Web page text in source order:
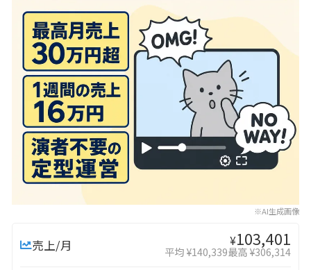
※AI生成画像
売上/月 ¥103,401
平均 ¥140,339最高 ¥306,314